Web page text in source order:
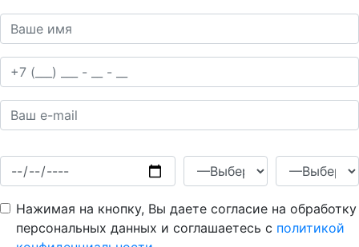
Нажимая на кнопку, Вы даете согласие на обработку
персональных данных и соглашаетесь c политикой